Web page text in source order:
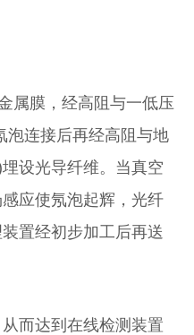
属膜，经高阻与一低压
泡连接后再经高阻与地
设光导纤维。当真空
应使氖泡起辉，光纤
置经初步加工后再送
而达到在线检测装置